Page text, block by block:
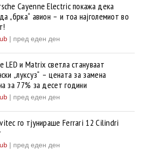
Cayenne Electric покажа дека
„брка“ авион – и тоа најголемиот во
| пред еден ден
LED и Matrix светла стануваат
„луксуз“ – цената за замена
за 77% за десет години
| пред еден ден
го тјунираше Ferrari 12 Cilindri
| пред еден ден